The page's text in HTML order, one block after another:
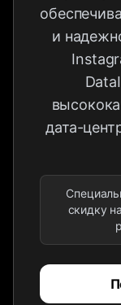
и
дата-
скидку